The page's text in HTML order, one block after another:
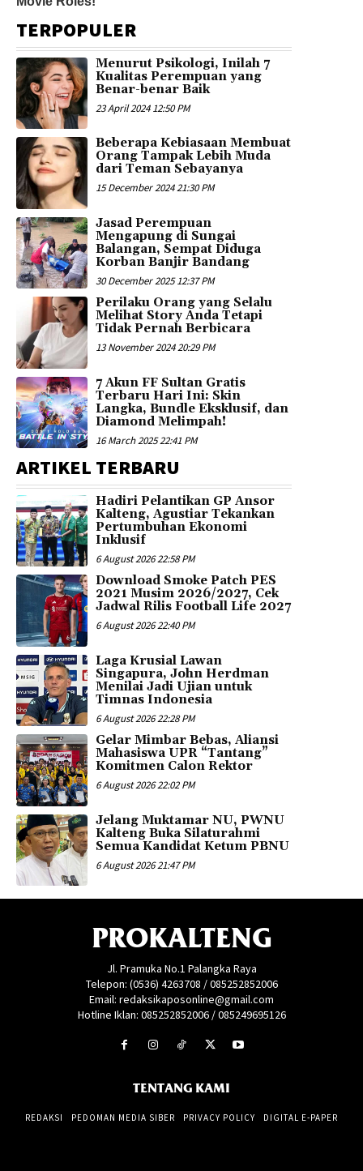
TERPOPULER
Menurut Psikologi, Inilah 7
Kualitas Perempuan yang
Benar-benar Baik
23 April 2024 12:50 PM
Beberapa Kebiasaan Membuat
Orang Tampak Lebih Muda
dari Teman Sebayanya
15 December 2024 21:30 PM
Jasad Perempuan
Mengapung di Sungai
Balangan, Sempat Diduga
Korban Banjir Bandang
30 December 2025 12:37 PM
Perilaku Orang yang Selalu
Melihat Story Anda Tetapi
Tidak Pernah Berbicara
13 November 2024 20:29 PM
7 Akun FF Sultan Gratis
Terbaru Hari Ini: Skin
Langka, Bundle Eksklusif, dan
Diamond Melimpah!
16 March 2025 22:41 PM
ARTIKEL TERBARU
Hadiri Pelantikan GP Ansor
Kalteng, Agustiar Tekankan
Pertumbuhan Ekonomi
Inklusif
6 August 2026 22:58 PM
Download Smoke Patch PES
2021 Musim 2026/2027, Cek
Jadwal Rilis Football Life 2027
6 August 2026 22:40 PM
Laga Krusial Lawan
Singapura, John Herdman
Menilai Jadi Ujian untuk
Timnas Indonesia
6 August 2026 22:28 PM
Gelar Mimbar Bebas, Aliansi
Mahasiswa UPR “Tantang”
Komitmen Calon Rektor
6 August 2026 22:02 PM
Jelang Muktamar NU, PWNU
Kalteng Buka Silaturahmi
Semua Kandidat Ketum PBNU
6 August 2026 21:47 PM
PROKALTENG
Jl. Pramuka No.1 Palangka Raya
Telepon: (0536) 4263708 / 085252852006
Email: redaksikaposonline@gmail.com
Hotline Iklan: 085252852006 / 085249695126
TENTANG KAMI
REDAKSI PEDOMAN MEDIA SIBER PRIVACY POLICY DIGITAL E-PAPER